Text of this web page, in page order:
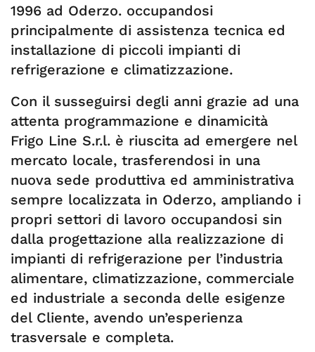
1996 ad Oderzo. occupandosi
principalmente di assistenza tecnica ed
installazione di piccoli impianti di
refrigerazione e climatizzazione.
Con il susseguirsi degli anni grazie ad una
attenta programmazione e dinamicità
Frigo Line S.r.l. è riuscita ad emergere nel
mercato locale, trasferendosi in una
nuova sede produttiva ed amministrativa
sempre localizzata in Oderzo, ampliando i
propri settori di lavoro occupandosi sin
dalla progettazione alla realizzazione di
impianti di refrigerazione per l’industria
alimentare, climatizzazione, commerciale
ed industriale a seconda delle esigenze
del Cliente, avendo un’esperienza
trasversale e completa.